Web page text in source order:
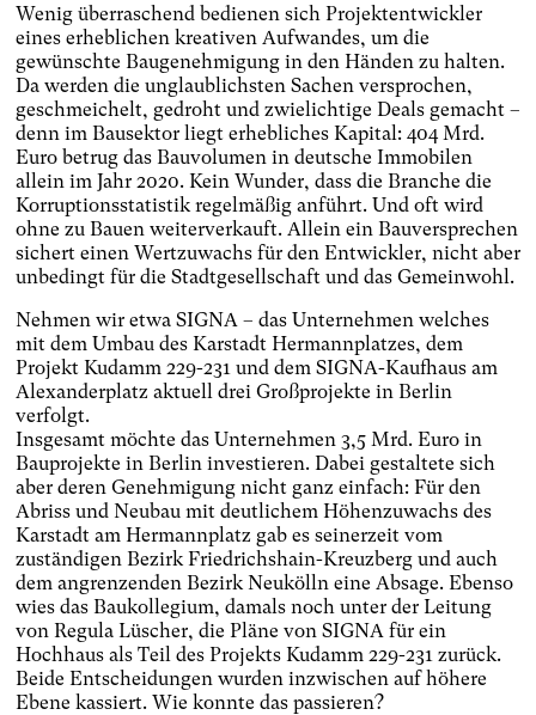
Wenig überraschend bedienen sich Projektentwickler
eines erheblichen kreativen Aufwandes, um die
gewünschte Baugenehmigung in den Händen zu halten.
Da werden die unglaublichsten Sachen versprochen,
geschmeichelt, gedroht und zwielichtige Deals gemacht –
denn im Bausektor liegt erhebliches Kapital: 404 Mrd.
Euro betrug das Bauvolumen in deutsche Immobilen
allein im Jahr 2020. Kein Wunder, dass die Branche die
Korruptionsstatistik regelmäßig anführt. Und oft wird
ohne zu Bauen weiterverkauft. Allein ein Bauversprechen
sichert einen Wertzuwachs für den Entwickler, nicht aber
unbedingt für die Stadtgesellschaft und das Gemeinwohl.
Nehmen wir etwa SIGNA – das Unternehmen welches
mit dem Umbau des Karstadt Hermannplatzes, dem
Projekt Kudamm 229-231 und dem SIGNA-Kaufhaus am
Alexanderplatz aktuell drei Großprojekte in Berlin
verfolgt.
Insgesamt möchte das Unternehmen 3,5 Mrd. Euro in
Bauprojekte in Berlin investieren. Dabei gestaltete sich
aber deren Genehmigung nicht ganz einfach: Für den
Abriss und Neubau mit deutlichem Höhenzuwachs des
Karstadt am Hermannplatz gab es seinerzeit vom
zuständigen Bezirk Friedrichshain-Kreuzberg und auch
dem angrenzenden Bezirk Neukölln eine Absage. Ebenso
wies das Baukollegium, damals noch unter der Leitung
von Regula Lüscher, die Pläne von SIGNA für ein
Hochhaus als Teil des Projekts Kudamm 229-231 zurück.
Beide Entscheidungen wurden inzwischen auf höhere
Ebene kassiert. Wie konnte das passieren?